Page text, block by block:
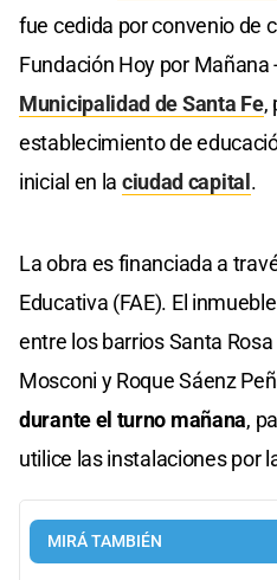
fue cedida por convenio de
Fundación Hoy por Mañana
Municipalidad de Santa Fe,
establecimiento de
inicial en la ciudad capital.
La obra es financiada a
Educativa (FAE). El
entre los barrios Santa
Mosconi y Roque Sáenz
durante el turno mañana,
utilice las instalaciones por
MIRÁ TAMBIÉN